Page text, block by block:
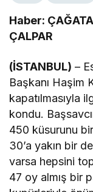
Haber:
ÇALPAR
(İSTANBUL) –
Başkanı Haşim
kapatılmasıyla
kondu.
450 küsurunu
30’a yakın bir
varsa hepsini
47 oy almış bir